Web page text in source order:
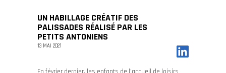
UN HABILLAGE CRÉATIF DES
PALISSADES RÉALISÉ PAR LES
PETITS ANTONIENS
13 MAI 2021